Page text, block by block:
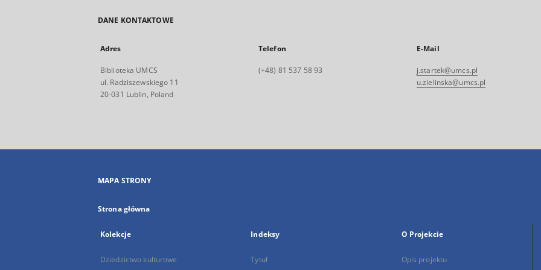
DANE KONTAKTOWE
Adres
Biblioteka UMCS
ul. Radziszewskiego 11
20-031 Lublin, Poland
Telefon
(+48) 81 537 58 93
E-Mail
j.startek@umcs.pl
u.zielinska@umcs.pl
MAPA STRONY
Strona główna
Kolekcje
Dziedzictwo kulturowe
Indeksy
Tytuł
O Projekcie
Opis projektu